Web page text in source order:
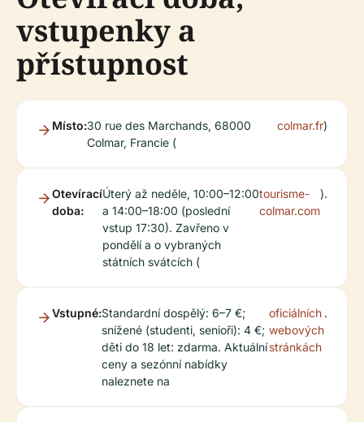
vstupenky a
přístupnost
Místo:30 rue des Marchands, 68000
Colmar, Francie (
colmar.fr)
Otevírací
doba:
Úterý až neděle, 10:00–12:00
a 14:00–18:00 (poslední
vstup 17:30). Zavřeno v
pondělí a o vybraných
státních svátcích (
tourisme-
colmar.com
).
Vstupné:Standardní dospělý: 6–7 €;
snížené (studenti, senioři): 4 €;
děti do 18 let: zdarma. Aktuální
ceny a sezónní nabídky
naleznete na
oficiálních
webových
stránkách
.